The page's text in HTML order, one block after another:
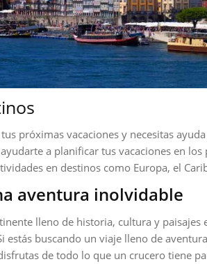
tus próximas vacaciones y necesitas
a planificar tus vacaciones en
en destinos como Europa, el
aventura inolvidable
lleno de historia, cultura y paisajes
estás buscando un viaje lleno de
de todo lo que un crucero tiene